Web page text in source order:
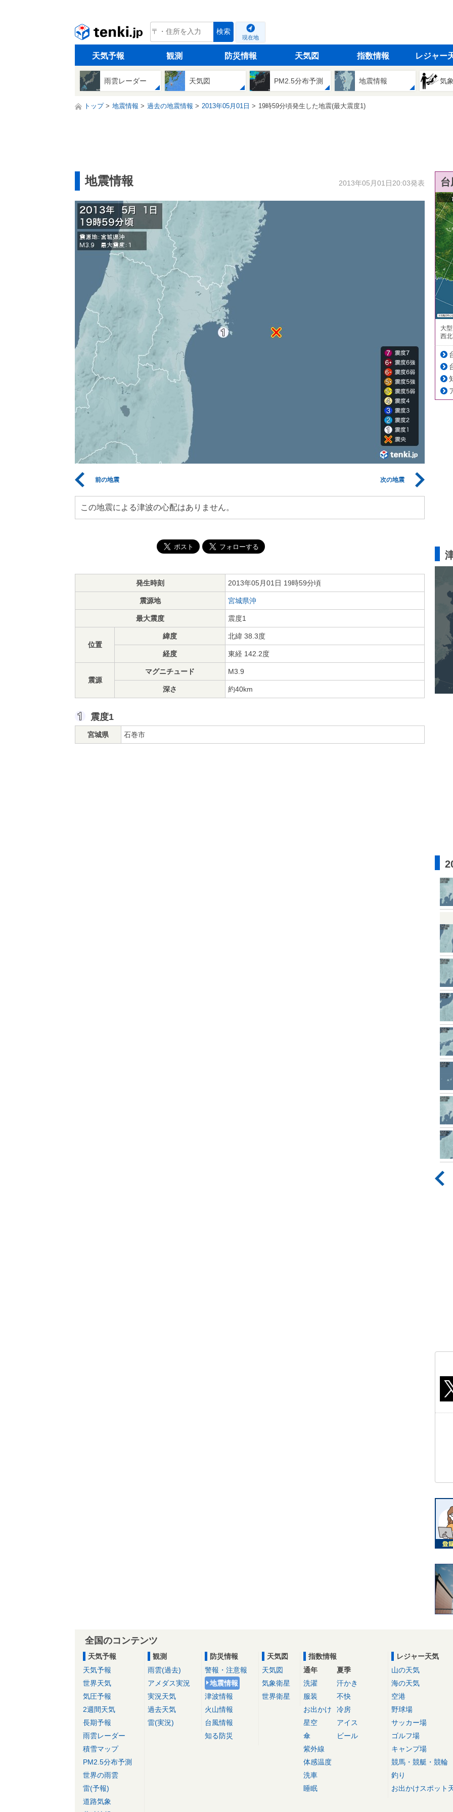
tenki.jp 検索
現在地
天気予報 観測 防災情報 天気図 指数情報 レジャー
雨雲レーダー 天気図 PM2.5分布予測 地震情報 気
トップ 地震情報 過去の地震情報 2013年05月01日 19時59分頃発生した地震(最大震度1)
地震情報 2013年05月01日20:03発表
前の地震 次の地震
この地震による津波の心配はありません。
発生時刻 2013年05月01日 19時59分頃
震源地 宮城県沖
最大震度 震度1
位置
緯度 北緯 38.3度
経度 東経 142.2度
震源
マグニチュード M3.9
深さ 約40km
震度1
宮城県 石巻市
大
西
全国のコンテンツ
天気予報
天気予報
世界天気
気圧予報
2週間天気
長期予報
雨雲レーダー
積雪マップ
PM2.5分布予測
世界の雨雲
雷(予報)
道路気象
観測
雨雲(過去)
アメダス実況
実況天気
過去天気
雷(実況)
防災情報
警報・注意報
地震情報
津波情報
火山情報
台風情報
知る防災
天気図
天気図
気象衛星
世界衛星
指数情報
通年
洗濯
服装
お出かけ
星空
傘
紫外線
体感温度
洗車
睡眠
夏季
汗かき
不快
冷房
アイス
ビール
レジャー天気
山の天気
海の天気
空港
野球場
サッカー場
ゴルフ場
キャンプ場
競馬・競艇・競輪
釣り
お出かけスポット